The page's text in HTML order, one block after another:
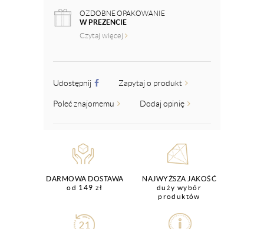
OZDOBNE OPAKOWANIE
W PREZENCIE
Czytaj więcej
Udostępnij Zapytaj o produkt
Poleć znajomemu Dodaj opinię
DARMOWA DOSTAWA
od 149 zł
NAJWYŻSZA JAKOŚĆ
duży wybór
produktów